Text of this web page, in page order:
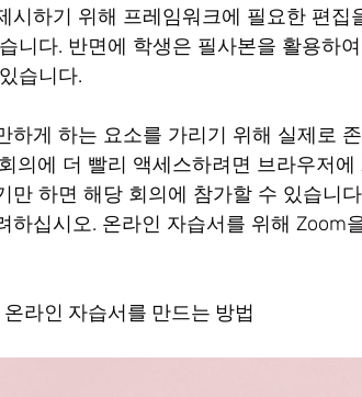
시하기 위해 프레임워크에 필요한 편
니다. 반면에 학생은 필사본을 활용하
습니다.
하게 하는 요소를 가리기 위해 실제로
의에 더 빨리 액세스하려면 브라우저
만 하면 해당 회의에 참가할 수 있습니
하십시오. 온라인 자습서를 위해 Zoom
라인 자습서를 만드는 방법